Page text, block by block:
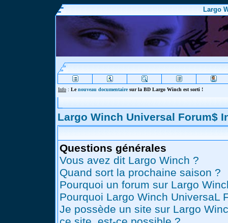
Largo
Info : Lenouveau documentairesur la BD Largo Winch est sorti !
Largo Winch Universal Forum$
Questions générales
Vous avez dit Largo Winch ?
Quand sort la prochaine saison ?
Pourquoi un forum sur Largo
Pourquoi Largo Winch UniversaL
Je possède un site sur Largo